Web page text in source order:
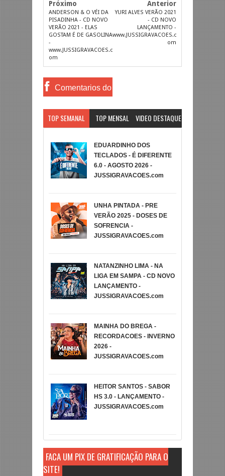
Próximo
ANDERSON & O VÉI DA
PISADINHA - CD NOVO
VERÃO 2021 - ELAS
GOSTAM É DE GASOLINA
-
www.JUSSIGRAVACOES.c
om
Anterior
YURI ALVES VERÃO 2021
- CD NOVO
LANÇAMENTO -
www.JUSSIGRAVACOES.c
om
Comentarios do
TOP SEMANAL TOP MENSAL VIDEO DESTAQUE
EDUARDINHO DOS
TECLADOS - É DIFERENTE
6.0 - AGOSTO 2026 -
JUSSIGRAVACOES.com
UNHA PINTADA - PRE
VERÃO 2025 - DOSES DE
SOFRENCIA -
JUSSIGRAVACOES.com
NATANZINHO LIMA - NA
LIGA EM SAMPA - CD NOVO
LANÇAMENTO -
JUSSIGRAVACOES.com
MAINHA DO BREGA -
RECORDACOES - INVERNO
2026 -
JUSSIGRAVACOES.com
HEITOR SANTOS - SABOR
HS 3.0 - LANÇAMENTO -
JUSSIGRAVACOES.com
FAÇA UM PIX DE GRATIFICAÇÃO PARA O
SITE!